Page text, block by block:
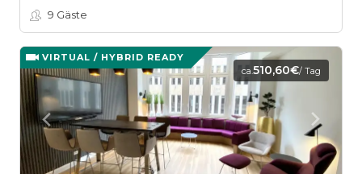
9 Gäste
VIRTUAL / HYBRID READY
ca.510,60€/ Tag